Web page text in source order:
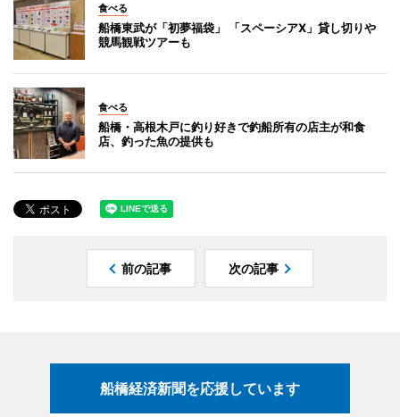
食べる
船橋東武が「初夢福袋」 「スペーシアX」貸し切りや
競馬観戦ツアーも
食べる
船橋・高根木戸に釣り好きで釣船所有の店主が和食
店、釣った魚の提供も
前の記事 次の記事
船橋経済新聞を応援しています